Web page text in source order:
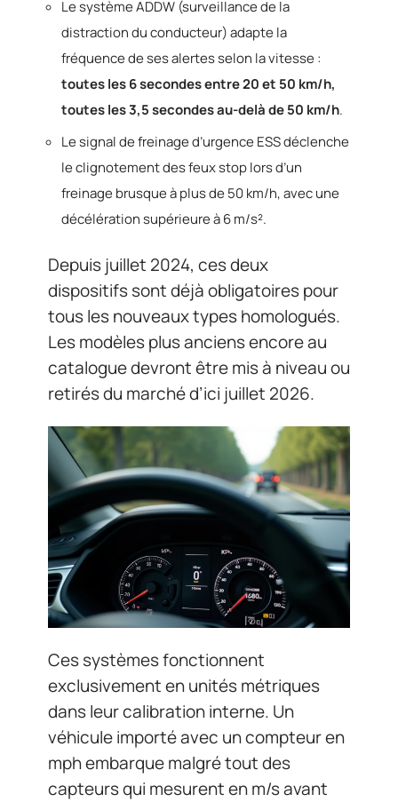
Le système ADDW (surveillance de la
distraction du conducteur) adapte la
fréquence de ses alertes selon la vitesse :
toutes les 6 secondes entre 20 et 50 km/h,
toutes les 3,5 secondes au-delà de 50 km/h.
Le signal de freinage d’urgence ESS déclenche
le clignotement des feux stop lors d’un
freinage brusque à plus de 50 km/h, avec une
décélération supérieure à 6 m/s².
Depuis juillet 2024, ces deux
dispositifs sont déjà obligatoires pour
tous les nouveaux types homologués.
Les modèles plus anciens encore au
catalogue devront être mis à niveau ou
retirés du marché d’ici juillet 2026.
Ces systèmes fonctionnent
exclusivement en unités métriques
dans leur calibration interne. Un
véhicule importé avec un compteur en
mph embarque malgré tout des
capteurs qui mesurent en m/s avant